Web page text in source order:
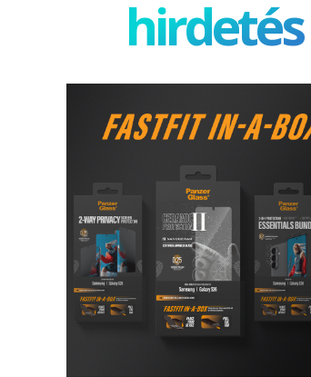
hirdetés